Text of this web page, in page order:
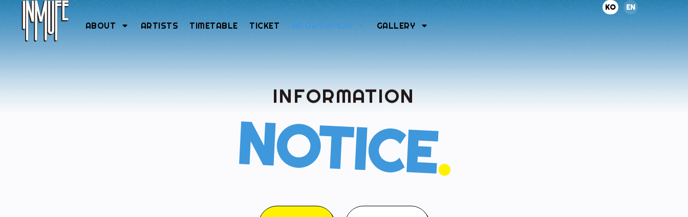
ABOUT ARTISTS TIMETABLE TICKET INFORMATION GALLERY
KO EN
INFORMATION
NOTICE.